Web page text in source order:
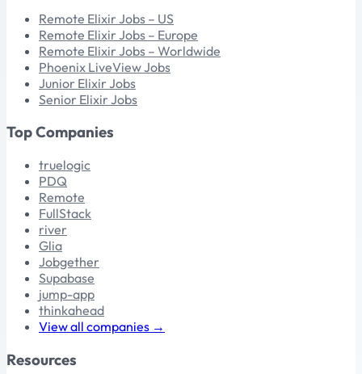
Remote Elixir Jobs – US
Remote Elixir Jobs – Europe
Remote Elixir Jobs – Worldwide
Phoenix LiveView Jobs
Junior Elixir Jobs
Senior Elixir Jobs
Top Companies
truelogic
PDQ
Remote
FullStack
river
Glia
Jobgether
Supabase
jump-app
thinkahead
View all companies →
Resources